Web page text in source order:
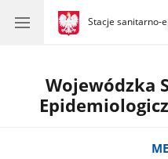
gov.pl
Stacje sanitarno-
gov.pl
Stacje
Wojewódzka